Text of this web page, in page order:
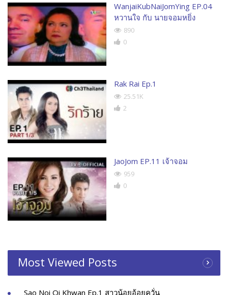
WanjaiKubNaiJomYing EP.04
หวานใจ กับ นายจอมหยิ่ง
890
0
Rak Rai Ep.1
25.51K
2
JaoJom EP.11 เจ้าจอม
959
0
Most Viewed Posts
Sao Noi Oi Khwan Ep.1 สาวน้อยอ้อยควั่น